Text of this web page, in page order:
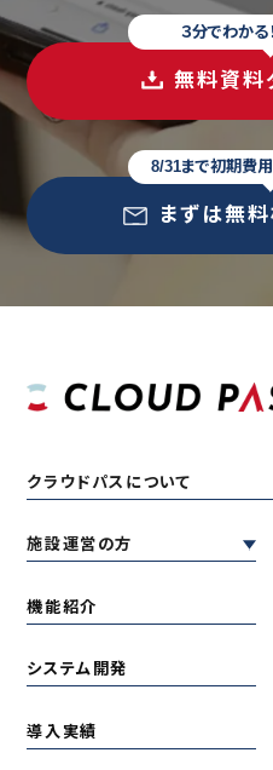
無料資料
３分でわかる
まずは無料
8/31まで初期費用
クラウドパスについて
施設運営の方
機能紹介
システム開発
導入実績